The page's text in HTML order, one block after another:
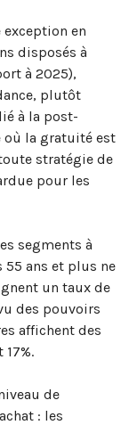
exception en
disposés à
à 2025),
plutôt
à la post-
où la gratuité est
stratégie de
pour les
segments à
55 ans et plus ne
un taux de
des pouvoirs
affichent des
de
: les